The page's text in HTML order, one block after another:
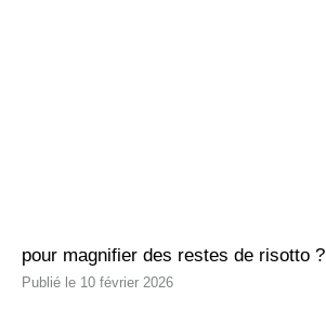
pour magnifier des restes de risotto ?
10 février 2026